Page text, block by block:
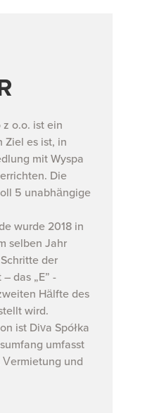
z o.o. ist ein
Ziel es ist, in
mit Wyspa
Die
5 unabhängige
wurde 2018 in
selben Jahr
der
das „E” -
Hälfte des
wird.
ist Diva Spółka
umfasst
und